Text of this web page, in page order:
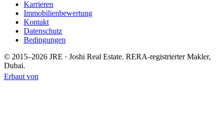
Karrieren
Immobilienbewertung
Kontakt
Datenschutz
Bedingungen
© 2015–2026 JRE · Joshi Real Estate. RERA-registrierter Makler,
Dubai.
Erbaut von